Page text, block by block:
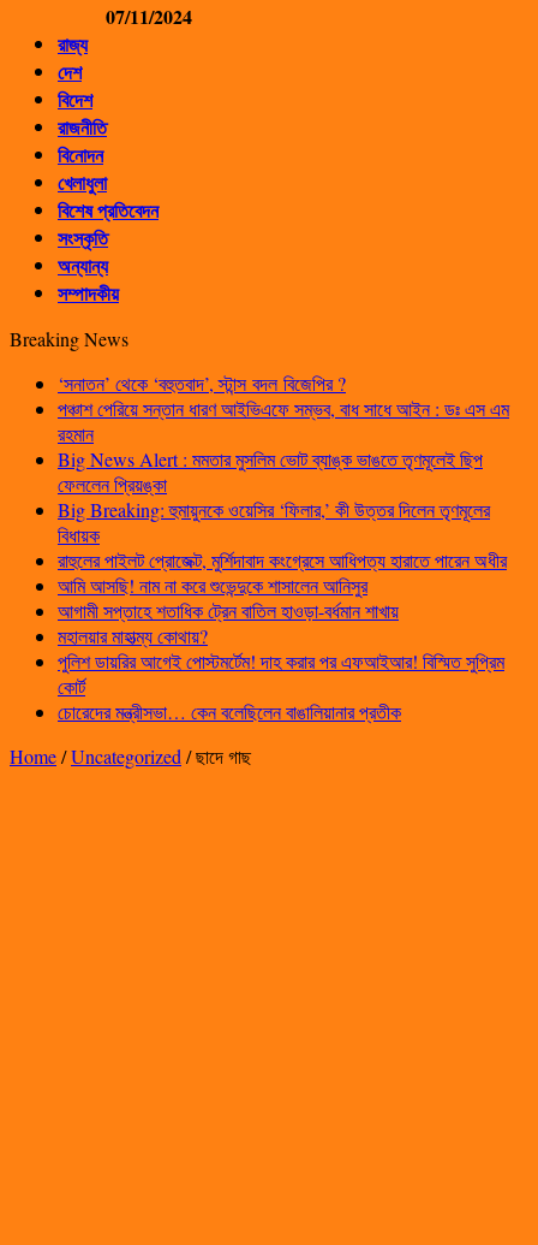
07/11/2024
রাজ্য
দেশ
বিদেশ
রাজনীতি
বিনোদন
খেলাধুলা
বিশেষ প্রতিবেদন
সংস্কৃতি
অন্যান্য
সম্পাদকীয়
Breaking News
‘সনাতন’ থেকে ‘বহুতবাদ’, স্টান্স বদল বিজেপির ?
পঞ্চাশ পেরিয়ে সন্তান ধারণ আইভিএফে সম্ভব, বাধ সাধে আইন : ডঃ এস এম
রহমান
Big News Alert : মমতার মুসলিম ভোট ব্যাঙ্ক ভাঙতে তৃণমূলেই ছিপ
ফেললেন প্রিয়ঙ্কা
Big Breaking: হুমায়ুনকে ওয়েসির ‘ফিলার,’ কী উত্তর দিলেন তৃণমূলের
বিধায়ক
রাহুলের পাইলট প্রোজেক্ট, মুর্শিদাবাদ কংগ্রেসে আধিপত্য হারাতে পারেন অধীর
আমি আসছি! নাম না করে শুভেন্দুকে শাসালেন আনিসুর
আগামী সপ্তাহে শতাধিক ট্রেন বাতিল হাওড়া-বর্ধমান শাখায়
মহালয়ার মাহাত্ম্য কোথায়?
পুলিশ ডায়রির আগেই পোস্টমর্টেম! দাহ করার পর এফআইআর! বিস্মিত সুপ্রিম
কোর্ট
চোরেদের মন্ত্রীসভা… কেন বলেছিলেন বাঙালিয়ানার প্রতীক
Home/Uncategorized /ছাদে গাছ